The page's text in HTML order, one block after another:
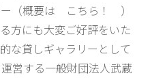
（概要は
こちら ！ ）
方にも大変ご好評をいた
な貸しギャラリーとして
営する一般財団法人武蔵